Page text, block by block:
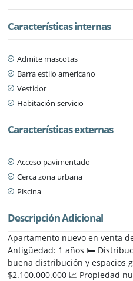
Características internas
Admite mascotas
Barra estilo americano
Vestidor
Habitación servicio
Características externas
Acceso pavimentado
Cerca zona urbana
Piscina
Descripción Adicional
Apartamento nuevo en venta
Antigüedad: 1 años 🛏️
buena distribución y espacios
$2.100.000.000 📈 Propiedad